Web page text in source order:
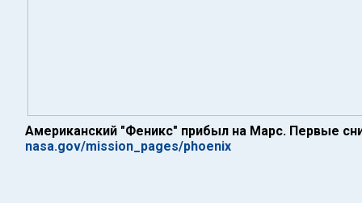
Американский "Феникс" прибыл на Марс. Первые
nasa.gov/mission_pages/phoenix